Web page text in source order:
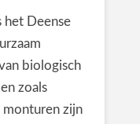
het Deense
biologisch
zoals
monturen zijn